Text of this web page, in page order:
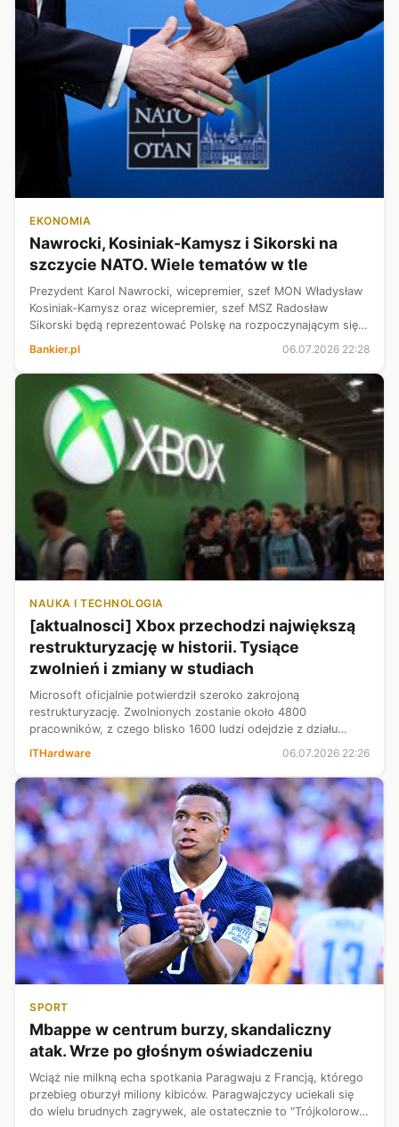
EKONOMIA
Nawrocki, Kosiniak-Kamysz i Sikorski na
szczycie NATO. Wiele tematów w tle
Prezydent Karol Nawrocki, wicepremier, szef MON Władysław
Kosiniak-Kamysz oraz wicepremier, szef MSZ Radosław
Sikorski będą reprezentować Polskę na rozpoczynającym się
we wtorek Szczycie NATO w Ankarze. Jego głównym celem
ma być potwierdzenie jednośc...
Bankier.pl 06.07.2026 22:28
NAUKA I TECHNOLOGIA
[aktualnosci] Xbox przechodzi największą
restrukturyzację w historii. Tysiące
zwolnień i zmiany w studiach
Microsoft oficjalnie potwierdził szeroko zakrojoną
restrukturyzację. Zwolnionych zostanie około 4800
pracowników, z czego blisko 1600 ludzi odejdzie z działu
studia deweloperskie. Jak podaje kier...
ITHardware 06.07.2026 22:26
SPORT
Mbappe w centrum burzy, skandaliczny
atak. Wrze po głośnym oświadczeniu
Wciąż nie milkną echa spotkania Paragwaju z Francją, którego
przebieg oburzył miliony kibiców. Paragwajczycy uciekali się
do wielu brudnych zagrywek, ale ostatecznie to "Trójkolorowi"